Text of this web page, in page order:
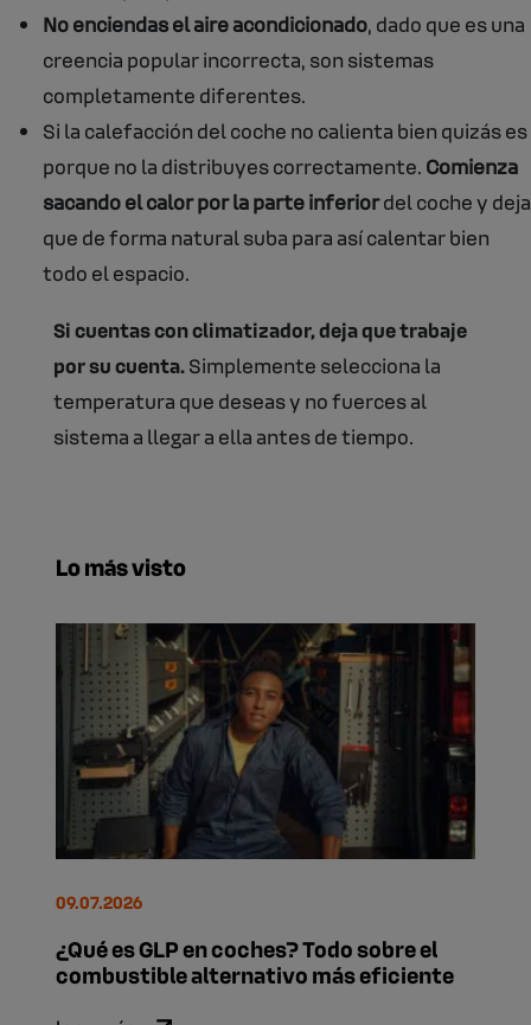
No enciendas el aire acondicionado, dado que es una
creencia popular incorrecta, son sistemas
completamente diferentes.
Si la calefacción del coche no calienta bien quizás es
porque no la distribuyes correctamente. Comienza
sacando el calor por la parte inferiordel coche y deja
que de forma natural suba para así calentar bien
todo el espacio.
Si cuentas con climatizador, deja que trabaje
por su cuenta.Simplemente selecciona la
temperatura que deseas y no fuerces al
sistema a llegar a ella antes de tiempo.
Lo más visto
¿Qué es GLP en coches? Todo sobre el
combustible alternativo más eficiente
09.07.2026